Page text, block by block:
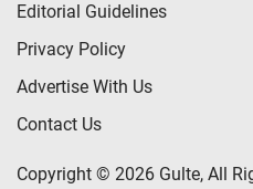
Editorial Guidelines
Privacy Policy
Advertise With Us
Contact Us
Copyright © 2026 Gulte, All